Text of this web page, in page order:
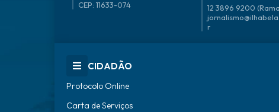
CEP: 11633-074
12 3896 9200
r
CIDADÃO
Protocolo Online
Carta de Serviços